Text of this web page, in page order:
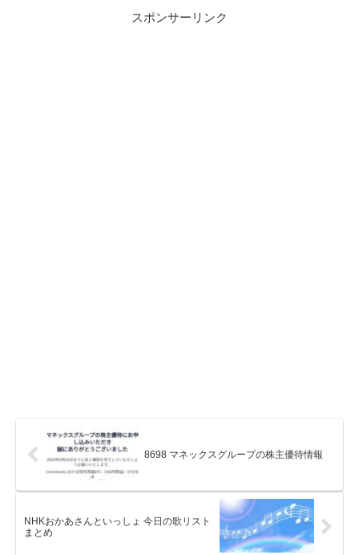
スポンサーリンク
8698 マネックスグループの株主優待情報
NHKおかあさんといっしょ 今日の歌リスト
まとめ